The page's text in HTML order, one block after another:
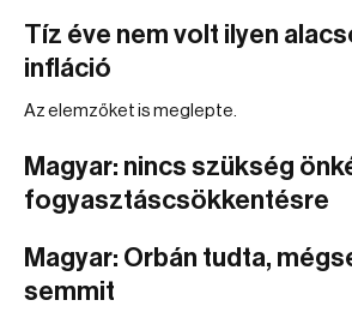
Tíz éve nem volt ilyen
infláció
Az elemzőket is meglepte.
Magyar: nincs szükség
fogyasztáscsökkentésre
Magyar: Orbán tudta,
semmit